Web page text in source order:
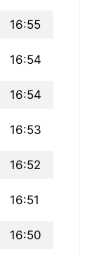
16:55
16:54
16:54
16:53
16:52
16:51
16:50